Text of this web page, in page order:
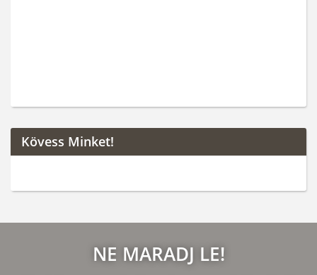
Kövess Minket!
NE MARADJ LE!